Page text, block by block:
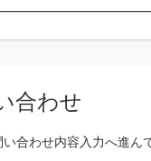
合わせ
合わせ内容入力へ進ん